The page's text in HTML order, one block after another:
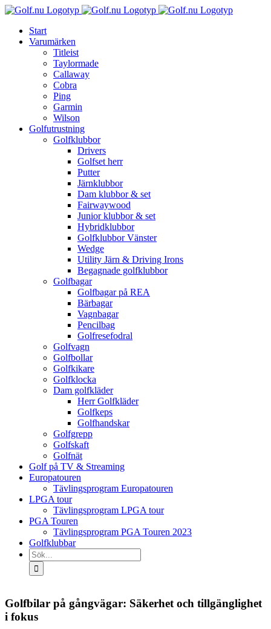
Fortsätt
innehållet
Start
Varumärken
Titleist
Taylormade
Callaway
Cobra
Ping
Garmin
Wilson
Golfutrustning
Golfklubbor
Drivers
Golfset herr
Putter
Järnklubbor
Dam klubbor & set
Fairwaywood
Junior klubbor & set
Hybridklubbor
Golfklubbor Vänster
Wedge
Utility Järn & Driving Irons
Begagnade golfklubbor
Golfbagar
Golfbagar på REA
Bärbagar
Vagnbagar
Pencilbag
Golfresefodral
Golfvagn
Golfbollar
Golfkikare
Golfklocka
Dam golfkläder
Herr Golfkläder
Golfkeps
Golfhandskar
Golfgrepp
Golfskaft
Golfnät
Golf på TV & Streaming
Europatouren
Tävlingsprogram Europatouren
LPGA tour
Tävlingsprogram LPGA tour
PGA Touren
Tävlingsprogram PGA Touren 2023
Golfklubbar
Sök
efter:
Golfbilar på gångvägar: Säkerhet och tillgänglighet
i fokus